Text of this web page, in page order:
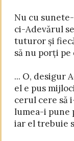
Nu cu
ci-Adevărul
tuturor și
să nu porți
... O, desigur
el e pus
cerul cere să
lumea-i pune
iar el trebuie